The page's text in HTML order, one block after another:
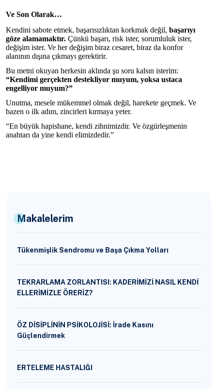
Ve Son Olarak…
Kendini sabote etmek, başarısızlıktan korkmak değil, başarıyı
göze alamamaktır. Çünkü başarı, risk ister, sorumluluk ister,
değişim ister. Ve her değişim biraz cesaret, biraz da konfor
alanının dışına çıkmayı gerektirir.
Bu metni okuyan herkesin aklında şu soru kalsın isterim:
“Kendimi gerçekten destekliyor muyum, yoksa ustaca
engelliyor muyum?”
Unutma, mesele mükemmel olmak değil, harekete geçmek. Ve
bazen o ilk adım, zincirleri kırmaya yeter.
“En büyük hapishane, kendi zihnimizdir. Ve özgürleşmenin
anahtarı da yine kendi elimizdedir.”
Makalelerim
Tükenmişlik Sendromu ve Başa Çıkma Yolları
TEKRARLAMA ZORLANTISI: KADERİMİZİ NASIL KENDİ
ELLERİMİZLE ÖRERİZ?
ÖZ DİSİPLİNİN PSİKOLOJİSİ: İrade Kasını
Güçlendirmek
ERTELEME HASTALIĞI